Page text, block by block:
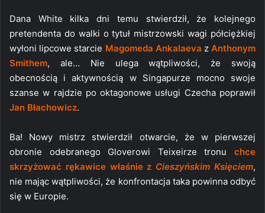
Dana White kilka dni temu stwierdził, że kolejnego
pretendenta do walki o tytuł mistrzowski wagi półciężkiej
wyłoni lipcowe starcie Magomeda Ankalaeva zAnthonym
Smithem, ale… Nie ulega wątpliwości, że swoją
obecnością i aktywnością w Singapurze mocno swoje
szanse w rajdzie po oktagonowe usługi Czecha poprawił
Jan Błachowicz.
Ba! Nowy mistrz stwierdził otwarcie, że w pierwszej
obronie odebranego Gloverowi Teixeirze tronu chce
skrzyżować rękawice właśnie z Cieszyńskim Księciem,
nie mając wątpliwości, że konfrontacja taka powinna odbyć
się w Europie.